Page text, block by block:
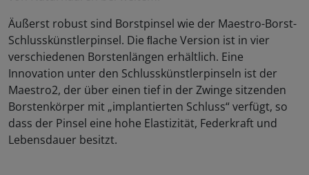
Äußerst robust sind Borstpinsel wie der Maestro-Borst-
Schlusskünstlerpinsel. Die ﬂache Version ist in vier
verschiedenen Borstenlängen erhältlich. Eine
Innovation unter den Schlusskünstlerpinseln ist der
Maestro2, der über einen tief in der Zwinge sitzenden
Borstenkörper mit „implantierten Schluss“ verfügt, so
dass der Pinsel eine hohe Elastizität, Federkraft und
Lebensdauer besitzt.